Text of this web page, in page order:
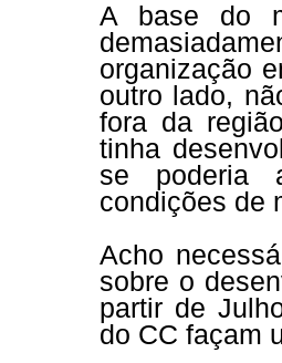
A base do
organização
outro lado,
fora da
tinha
se poderia
condições de
Acho
sobre o
partir de
do CC façam